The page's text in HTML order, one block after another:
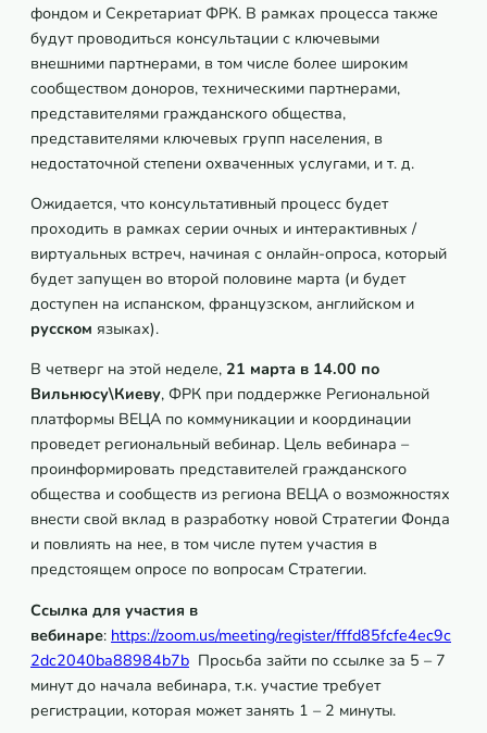
фондом и Секретариат ФРК. В рамках процесса также
будут проводиться консультации с ключевыми
внешними партнерами, в том числе более широким
сообществом доноров, техническими партнерами,
представителями гражданского общества,
представителями ключевых групп населения, в
недостаточной степени охваченных услугами, и т. д.
Ожидается, что консультативный процесс будет
проходить в рамках серии очных и интерактивных /
виртуальных встреч, начиная с онлайн-опроса, который
будет запущен во второй половине марта (и будет
доступен на испанском, французском, английском и
русском языках).
В четверг на этой неделе, 21 марта в 14.00 по
Вильнюсу\Киеву, ФРК при поддержке Региональной
платформы ВЕЦА по коммуникации и координации
проведет региональный вебинар. Цель вебинара –
проинформировать представителей гражданского
общества и сообществ из региона ВЕЦА о возможностях
внести свой вклад в разработку новой Стратегии Фонда
и повлиять на нее, в том числе путем участия в
предстоящем опросе по вопросам Стратегии.
Ссылка для участия в
вебинаре: https://zoom.us/meeting/register/fffd85fcfe4ec9c
2dc2040ba88984b7b Просьба зайти по ссылке за 5 – 7
минут до начала вебинара, т.к. участие требует
регистрации, которая может занять 1 – 2 минуты.